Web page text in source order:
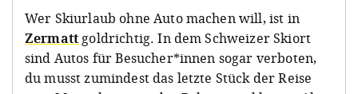
Wer Skiurlaub ohne Auto machen will, ist in
Zermattgoldrichtig. In dem Schweizer Skiort
sind Autos für Besucher*innen sogar verboten,
du musst zumindest das letzte Stück der Reise